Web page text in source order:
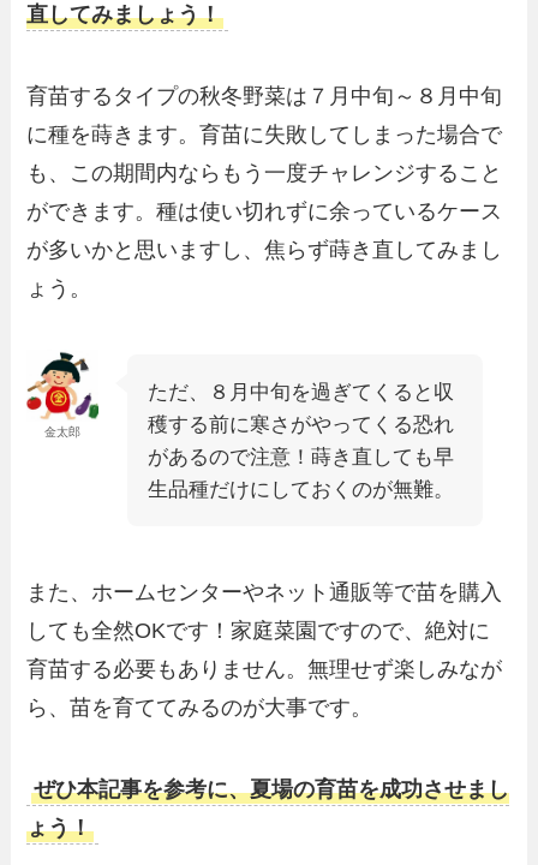
直してみましょう！
育苗するタイプの秋冬野菜は７月中旬～８月中旬
に種を蒔きます。育苗に失敗してしまった場合で
も、この期間内ならもう一度チャレンジすること
ができます。種は使い切れずに余っているケース
が多いかと思いますし、焦らず蒔き直してみまし
ょう。
金太郎
ただ、８月中旬を過ぎてくると収
穫する前に寒さがやってくる恐れ
があるので注意！蒔き直しても早
生品種だけにしておくのが無難。
また、ホームセンターやネット通販等で苗を購入
しても全然OKです！家庭菜園ですので、絶対に
育苗する必要もありません。無理せず楽しみなが
ら、苗を育ててみるのが大事です。
ぜひ本記事を参考に、夏場の育苗を成功させまし
ょう！